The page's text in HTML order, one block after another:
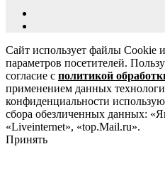
Сайт использует файлы Cookie
параметров посетителей.
согласие с политикой
применением данных
конфиденциальности
сбора обезличенных данных:
«Liveinternet», «top.Mail.ru».
Принять